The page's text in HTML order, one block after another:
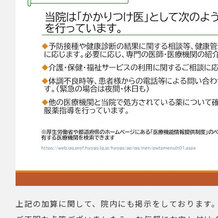
上記の加算に関して、院内にも掲示をしております